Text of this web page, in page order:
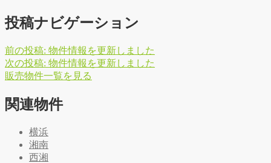
投稿ナビゲーション
前の投稿: 物件情報を更新しました
次の投稿: 物件情報を更新しました
販売物件一覧を 見る
関連物件
横浜
湘南
西湘